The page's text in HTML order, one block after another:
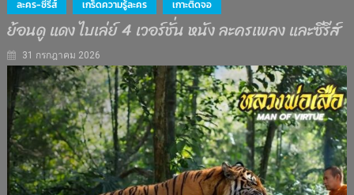
ละคร-ซีรีส์
เกร็ดความรู้ละคร เกาะติดจอ
ย้อนดู แดง ไบเล่ย์ 4 เวอร์ชั่น หนัง ละครเพลง และซีรีส์
31 กรกฎาคม 2026